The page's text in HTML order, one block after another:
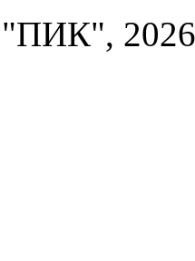
2026